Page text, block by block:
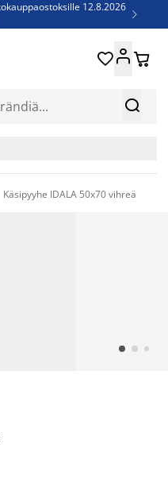
12.8.2026

jopa 60% 
 
Käsipyyhe IDALA 50x70 vihreä